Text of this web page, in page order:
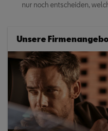
nur noch entscheiden,
Unsere